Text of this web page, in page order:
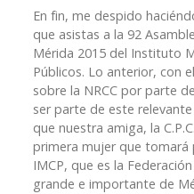
En fin, me despido
que asistas a la 92
Mérida 2015 del Instituto
Públicos. Lo anterior, con
sobre la NRCC por parte
ser parte de este
que nuestra amiga, la
primera mujer que
IMCP, que es la
grande e importante de